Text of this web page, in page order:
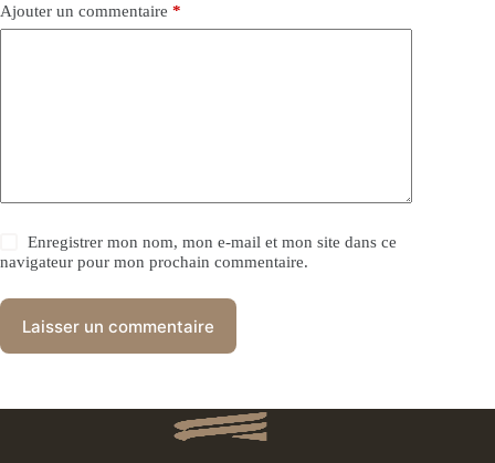
Ajouter un commentaire *
Enregistrer mon nom, mon e-mail et mon site dans ce
navigateur pour mon prochain commentaire.
Laisser un commentaire